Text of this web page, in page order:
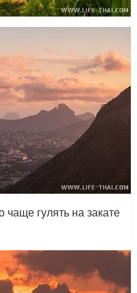
чаще гулять на закате